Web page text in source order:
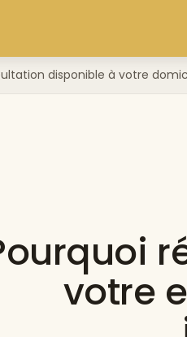
disponible à votre
votre